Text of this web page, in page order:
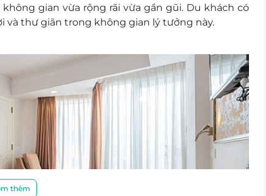
gian vừa rộng rãi vừa gần gũi. Du khách có
thư giãn trong không gian lý tưởng này.
thêm